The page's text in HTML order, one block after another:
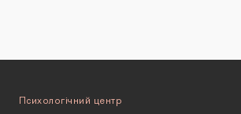
Психологічний центр